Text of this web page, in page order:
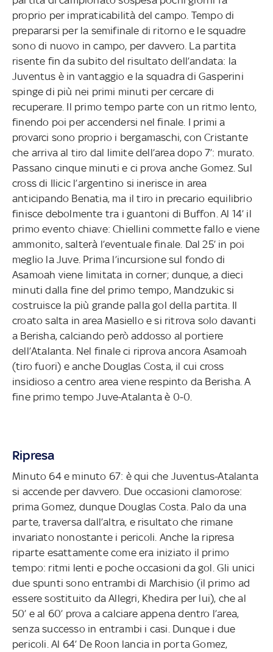
proprio per impraticabilità del campo. Tempo di
prepararsi per la semifinale di ritorno e le squadre
sono di nuovo in campo, per davvero. La partita
risente fin da subito del risultato dell’andata: la
Juventus è in vantaggio e la squadra di Gasperini
spinge di più nei primi minuti per cercare di
recuperare. Il primo tempo parte con un ritmo lento,
finendo poi per accendersi nel finale. I primi a
provarci sono proprio i bergamaschi, con Cristante
che arriva al tiro dal limite dell’area dopo 7’: murato.
Passano cinque minuti e ci prova anche Gomez. Sul
cross di Ilicic l’argentino si inerisce in area
anticipando Benatia, ma il tiro in precario equilibrio
finisce debolmente tra i guantoni di Buffon. Al 14’ il
primo evento chiave: Chiellini commette fallo e viene
ammonito, salterà l’eventuale finale. Dal 25’ in poi
meglio la Juve. Prima l’incursione sul fondo di
Asamoah viene limitata in corner; dunque, a dieci
minuti dalla fine del primo tempo, Mandzukic si
costruisce la più grande palla gol della partita. Il
croato salta in area Masiello e si ritrova solo davanti
a Berisha, calciando però addosso al portiere
dell’Atalanta. Nel finale ci riprova ancora Asamoah
(tiro fuori) e anche Douglas Costa, il cui cross
insidioso a centro area viene respinto da Berisha. A
fine primo tempo Juve-Atalanta è 0-0.
Ripresa
Minuto 64 e minuto 67: è qui che Juventus-Atalanta
si accende per davvero. Due occasioni clamorose:
prima Gomez, dunque Douglas Costa. Palo da una
parte, traversa dall’altra, e risultato che rimane
invariato nonostante i pericoli. Anche la ripresa
riparte esattamente come era iniziato il primo
tempo: ritmi lenti e poche occasioni da gol. Gli unici
due spunti sono entrambi di Marchisio (il primo ad
essere sostituito da Allegri, Khedira per lui), che al
50’ e al 60’ prova a calciare appena dentro l’area,
senza successo in entrambi i casi. Dunque i due
pericoli. Al 64’ De Roon lancia in porta Gomez,